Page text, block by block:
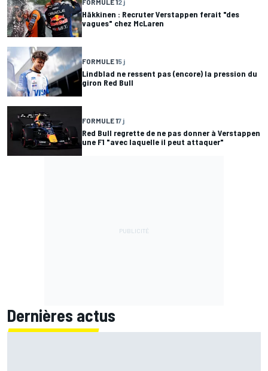
Häkkinen : Recruter Verstappen ferait "des
vagues" chez McLaren
FORMULE 15 j
Lindblad ne ressent pas (encore) la pression du
giron Red Bull
FORMULE 17 j
Red Bull regrette de ne pas donner à Verstappen
une F1 "avec laquelle il peut attaquer"
Dernières actus